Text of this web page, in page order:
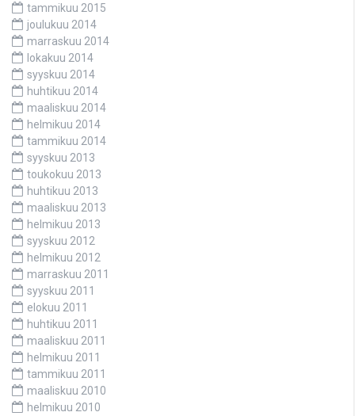
tammikuu 2015
joulukuu 2014
marraskuu 2014
lokakuu 2014
syyskuu 2014
huhtikuu 2014
maaliskuu 2014
helmikuu 2014
tammikuu 2014
syyskuu 2013
toukokuu 2013
huhtikuu 2013
maaliskuu 2013
helmikuu 2013
syyskuu 2012
helmikuu 2012
marraskuu 2011
syyskuu 2011
elokuu 2011
huhtikuu 2011
maaliskuu 2011
helmikuu 2011
tammikuu 2011
maaliskuu 2010
helmikuu 2010